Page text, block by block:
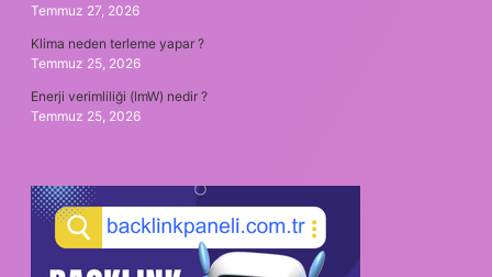
Temmuz 27, 2026
Klima neden terleme yapar ?
Temmuz 25, 2026
Enerji verimliliği (lmW) nedir ?
Temmuz 25, 2026